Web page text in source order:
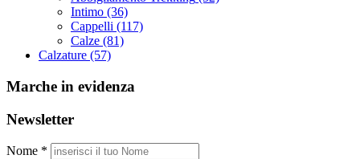
Intimo (36)
Cappelli (117)
Calze (81)
Calzature (57)
Marche in evidenza
Newsletter
Nome *